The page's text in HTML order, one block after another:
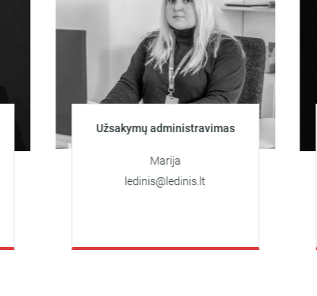
Užsakymų administravimas
ledinis@ledinis.lt